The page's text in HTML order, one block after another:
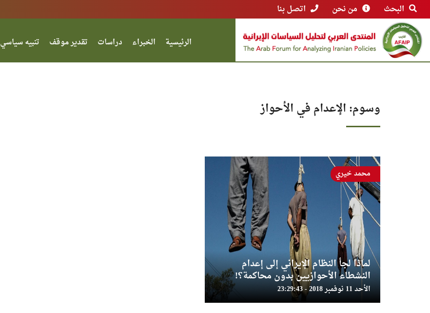
البحث من نحن اتصل بنا
الرئيسية الخبراء دراسات تقدير موقف تنبيه سياسي
وسوم: الإعدام في الأحواز
لماذا لجأ النظام الإيراني إلى إعدام
النشطاء الأحوازيين بدون محاكمة؟!
الأحد 11 نوفمبر 2018 - 23:29:43
محمد خيري